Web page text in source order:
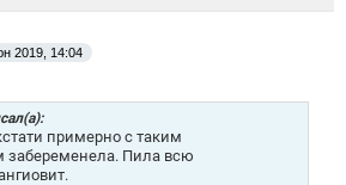
2019, 14:04
примерно с таким
забеременела. Пила всю